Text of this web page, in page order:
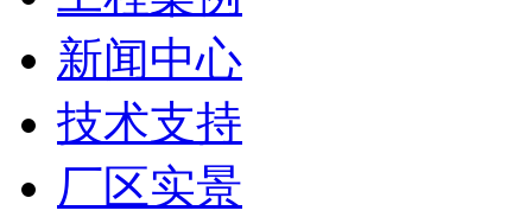
新闻中心
技术支持
厂区实景